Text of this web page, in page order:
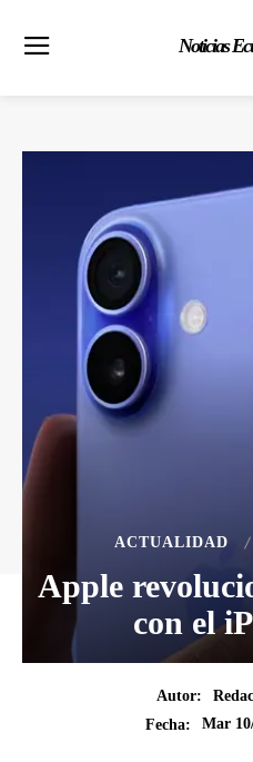
Noticias
ACTUALIDAD
Apple
con el
Autor:
Fecha:
Mar